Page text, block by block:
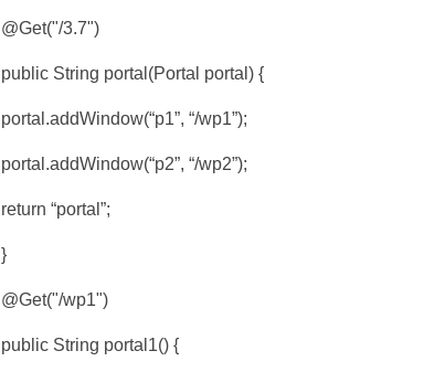
@Get("/3.7")
public String portal(Portal portal) {
portal.addWindow(“p1”, “/wp1”);
portal.addWindow(“p2”, “/wp2”);
return “portal”;
}
@Get("/wp1")
public String portal1() {